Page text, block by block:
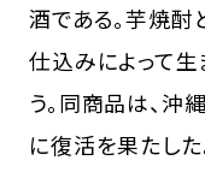
酒である。芋焼
仕込みによって
う。同商品は、
に復活を果たした